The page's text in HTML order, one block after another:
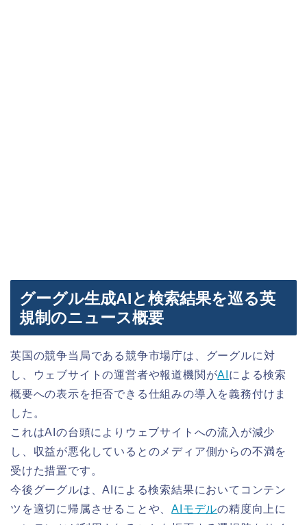
グーグル生成AIと検索結果を巡る英
規制のニュース概要
英国の競争当局である競争市場庁は、グーグルに対
し、ウェブサイトの運営者や報道機関がAI による検索
概要への表示を拒否できる仕組みの導入を義務付けま
した。
これはAIの台頭によりウェブサイトへの流入が減少
し、収益が悪化しているとのメディア側からの不満を
受けた措置です。
今後グーグルは、AIによる検索結果においてコンテン
ツを適切に帰属させることや、AIモデルの精度向上に